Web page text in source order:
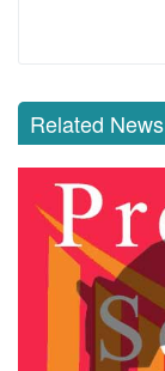
Related News